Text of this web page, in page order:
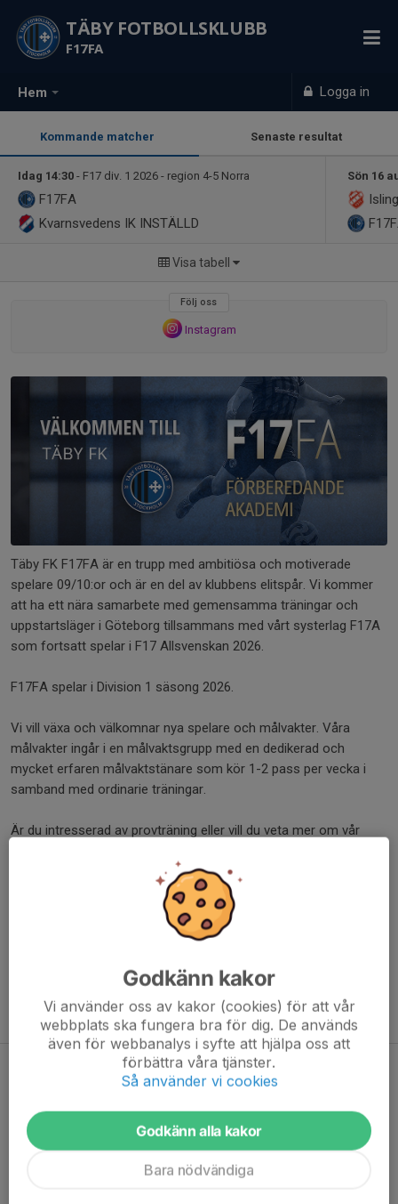
Hem Logga in
TÄBY FOTBOLLSKLUBB
F17FA
Kommande matcher Senaste resultat
Idag 14:30 - F17 div. 1 2026 - region 4-5 Norra
F17FA
Kvarnsvedens IK INSTÄLLD
Sön 16
Visa tabell
Följ oss
Instagram
Täby FK F17FA är en trupp med ambitiösa och motiverade
spelare 09/10:or och är en del av klubbens elitspår. Vi kommer
att ha ett nära samarbete med gemensamma träningar och
uppstartsläger i Göteborg tillsammans med vårt systerlag F17A
som fortsatt spelar i F17 Allsvenskan 2026.
F17FA spelar i Division 1 säsong 2026.
Vi vill växa och välkomnar nya spelare och målvakter. Våra
målvakter ingår i en målvaktsgrupp med en dedikerad och
mycket erfaren målvaktstänare som kör 1-2 pass per vecka i
samband med ordinarie träningar.
Är du intresserad av provträning eller vill du veta mer om vår
Stefan Le moine, Sportchef Dam- och Flickverksamhet
Mail: stefan.lemoine@tabyfk.se
Se uppgifter under "Kontakt"
TFK F17U är Stockholms bästa
22 okt 2025 0 kommentarer
Godkänn kakor
Vi använder oss av kakor (cookies) för att vår
webbplats ska fungera bra för dig. De används
även för webbanalys i syfte att hjälpa oss att
förbättra våra tjänster.
Så använder vi cookies
Godkänn alla kakor
Bara nödvändiga